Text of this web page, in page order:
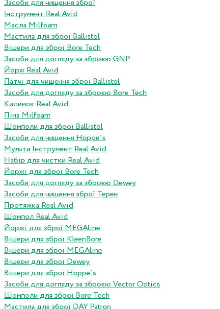
Засоби для чищення зброї
Інструмент Real Avid
Масла Milfoam
Мастила для зброї Ballistol
Вішери для зброї Bore Tech
Засоби для догляду за зброєю GNP
Йорж Real Avid
Патчі для чищення зброї Ballistol
Засоби для догляду за зброєю Bore Tech
Килимок Real Avid
Піна Milfoam
Шомполи для зброї Ballistol
Засоби для чищення Hoppe`s
Мульти Інструмент Real Avid
Набір для чистки Real Avid
Йоржі для зброї Bore Tech
Засоби для догляду за зброєю Dewey
Засоби для чищення зброї Терен
Протяжка Real Avid
Шомпол Real Avid
Йоржі для зброї MEGAline
Вішери для зброї KleenBore
Вішери для зброї MEGAline
Вішери для зброї Dewey
Вішери для зброї Hoppe`s
Засоби для догляду за зброєю Vector Optics
Шомполи для зброї Bore Tech